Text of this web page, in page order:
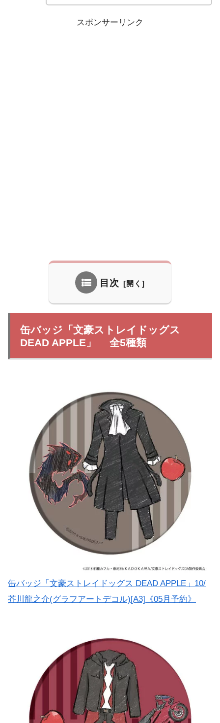
スポンサーリンク
目次
缶バッジ「文豪ストレイドッグス
DEAD APPLE」 全5種類
缶バッジ「文豪ストレイドッグス DEAD APPLE」10/
芥川龍之介(グラフアートデコル)[A3]《05月予約》